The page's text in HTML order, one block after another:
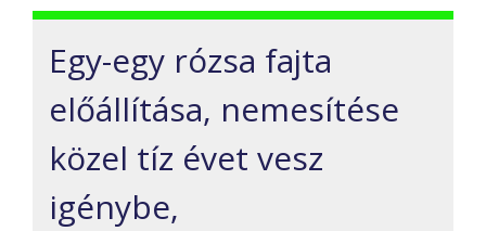
Egy-egy rózsa fajta
előállítása, nemesítése
közel tíz évet vesz
igénybe,